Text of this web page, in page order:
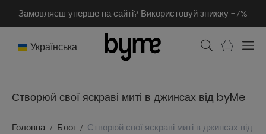
Замовляєш уперше на сайті? Використовуй знижку -7%
Українська
Створюй свої яскраві миті в джинсах від byMe
Головна Блог Створюй свої яскраві миті в джинсах від